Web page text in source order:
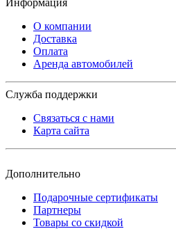
О компании
Доставка
Оплата
Аренда автомобилей
Служба поддержки
Связаться с нами
Карта сайта
Дополнительно
Подарочные сертификаты
Партнеры
Товары со скидкой